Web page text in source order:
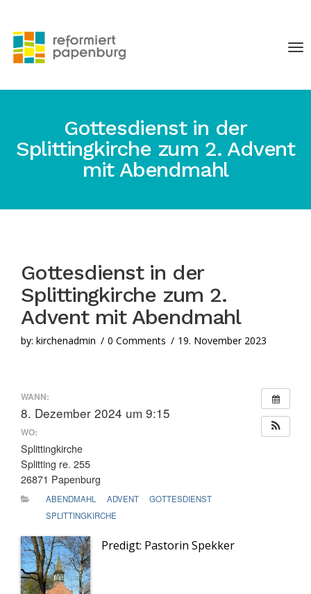
Gottesdienst in der
Splittingkirche zum 2. Advent
mit Abendmahl
Gottesdienst in der
Splittingkirche zum 2.
Advent mit Abendmahl
by: kirchenadmin 0 Comments 19. November 2023
WANN:
8. Dezember 2024 um 9:15
WO:
Splittingkirche
Splitting re. 255
26871 Papenburg
ABENDMAHL ADVENT
GOTTESDIENST
SPLITTINGKIRCHE
Predigt: Pastorin Spekker